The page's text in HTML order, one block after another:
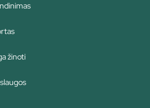
žinoti